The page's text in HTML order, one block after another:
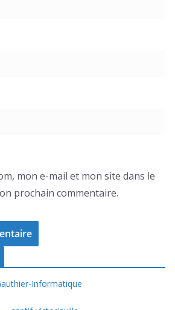
mon e-mail et mon site dans le
prochain commentaire.